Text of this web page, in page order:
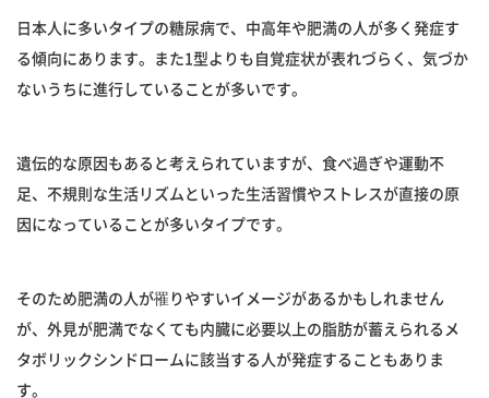
日本人に多いタイプの糖尿病で、中高年や肥満の人が多く発症す
る傾向にあります。また1型よりも自覚症状が表れづらく、気づか
ないうちに進行していることが多いです。
遺伝的な原因もあると考えられていますが、食べ過ぎや運動不
足、不規則な生活リズムといった生活習慣やストレスが直接の原
因になっていることが多いタイプです。
そのため肥満の人が罹りやすいイメージがあるかもしれません
が、外見が肥満でなくても内臓に必要以上の脂肪が蓄えられるメ
タボリックシンドロームに該当する人が発症することもありま
す。